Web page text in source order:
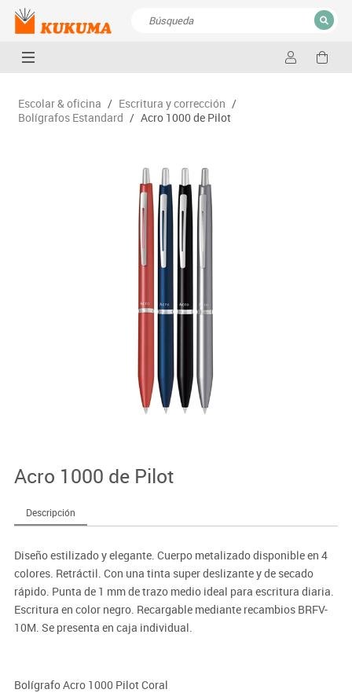
CERRAR
Escolar & oficina / Escritura y corrección /
Bolígrafos Estandard / Acro 1000 de Pilot
Acro 1000 de Pilot
Descripción
Diseño estilizado y elegante. Cuerpo metalizado disponible en 4
colores. Retráctil. Con una tinta super deslizante y de secado
rápido. Punta de 1 mm de trazo medio ideal para escritura diaria.
Escritura en color negro. Recargable mediante recambios BRFV-
10M. Se presenta en caja individual.
Bolígrafo Acro 1000 Pilot Coral